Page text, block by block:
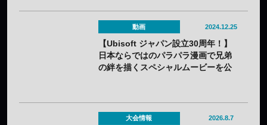
動画 2024.12.25
【Ubisoft ジャパン設立30周年！】
日本ならではのパラパラ漫画で兄弟
の絆を描くスペシャルムービーを公
大会情報 2026.8.7